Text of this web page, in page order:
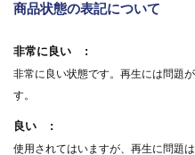
商品状態の表記について
非常に良い
非常に良い状態です。再生には問題
す。
良い
使用されてはいますが、再生に問題は